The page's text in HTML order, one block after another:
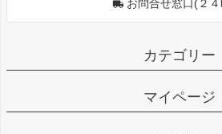
お問合せ窓口(２
カテゴリー
マイページ